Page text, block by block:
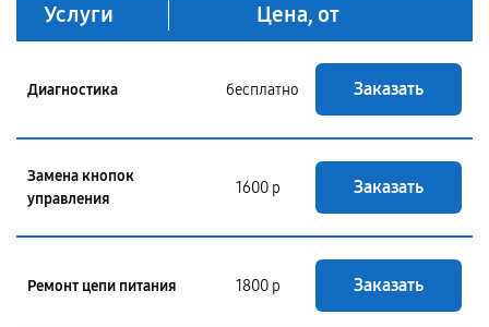
Услуги Цена, от
Диагностика бесплатно Заказать
Замена кнопок
управления
1600 р Заказать
Ремонт цепи питания 1800 р Заказать